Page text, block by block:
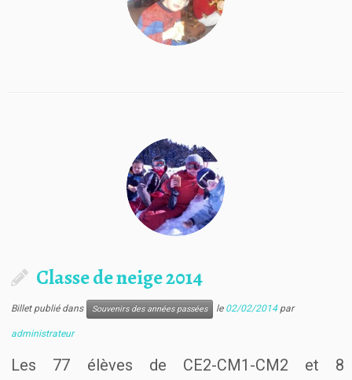
Classe de neige 2014
Billet publié dans Souvenirs des années passées le 02/02/2014 par
administrateur
Les 77 élèves de CE2-CM1-CM2 et 8